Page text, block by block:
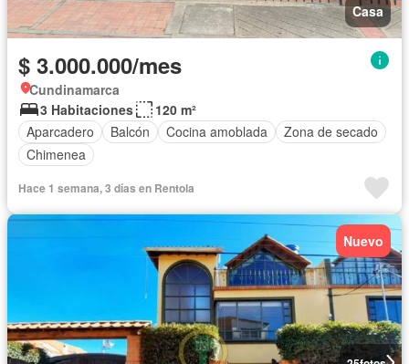
Casa
$ 3.000.000/mes
Cundinamarca
3 Habitaciones
120 m²
Aparcadero
Balcón Cocina amoblada
Zona de secado
Chimenea
Hace 1 semana, 3 días en Rentola
Nuevo